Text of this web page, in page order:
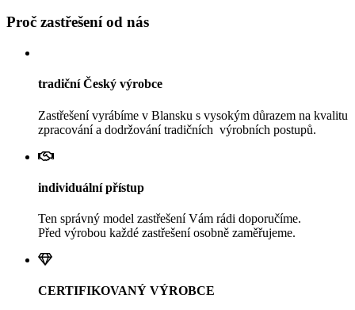
Proč zastřešení od nás
tradiční Český výrobce
Zastřešení vyrábíme v Blansku s vysokým důrazem na kvalitu
zpracování a dodržování tradičních výrobních postupů.
individuální přístup
Ten správný model zastřešení Vám rádi doporučíme.
Před výrobou každé zastřešení osobně zaměřujeme.
CERTIFIKOVANÝ VÝROBCE